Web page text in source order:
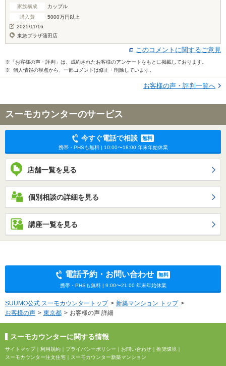
家族構成
カップル
購入費
5000万円以上
2025/11/16
東急プラザ蒲田店
このコメントに関するご意見
※「お客様の声・評判」は、成約されたお客様のアンケートをもとに掲載しております。
※ 個人情報の観点から、一部コメントは修正・削除しています。
お客様の声・評判一覧へ
スーモカウンターのサービス
今すぐ電話で相談
無料
携帯・PHSも無料 | 10:00〜18:00 年末年始休業
店舗一覧を見る
個別相談の詳細を見る
講座一覧を見る
電話予約・お問い合わせ
無料
携帯・PHSも無料 | 9:00〜21:00 年末年始休業
SUUMO公式 スーモカウンタートップ
新築マンション トップ
お客様の声
東京都 お客様の声 詳細
スーモカウンターに関する情報
サイトマップ｜ 利用規約 ｜ プライバシーポリシー ｜ お問い合わせ ｜ 推奨環境 ｜
スーモカウンター注文住宅 ｜ スーモカウンター新築マンション